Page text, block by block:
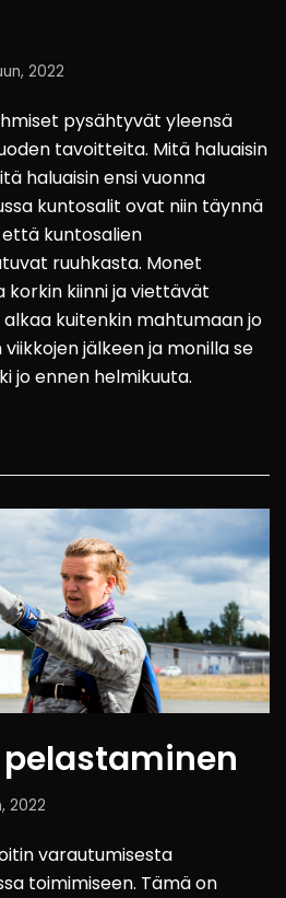
2022
pysähtyvät yleensä
tavoitteita. Mitä haluaisin
haluaisin ensi vuonna
kuntosalit ovat niin täynnä
kuntosalien
ruuhkasta. Monet
kiinni ja viettävät
kuitenkin mahtumaan jo
jälkeen ja monilla se
jo ennen helmikuuta.
2022
varautumisesta
toimimiseen. Tämä on